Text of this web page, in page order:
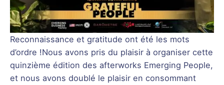
Reconnaissance et gratitude ont été les mots
d’ordre !Nous avons pris du plaisir à organiser cette
quinzième édition des afterworks Emerging People,
et nous avons doublé le plaisir en consommant